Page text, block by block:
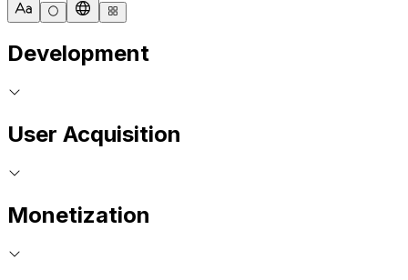
Development
User Acquisition
Monetization